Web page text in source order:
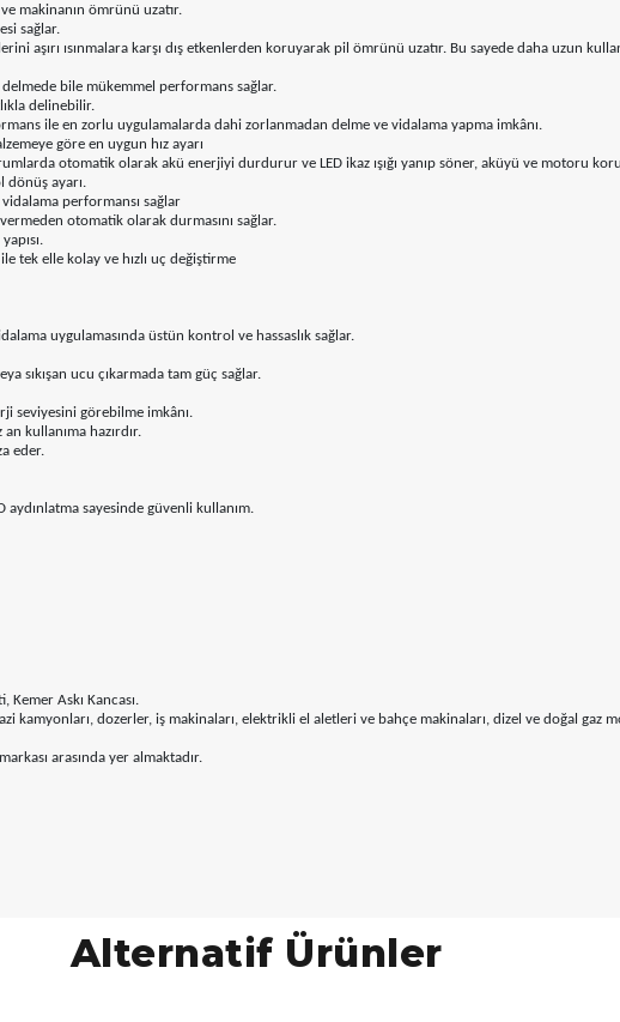
makinanın ömrünü uzatır.
sağlar.
aşırı ısınmalara karşı dış etkenlerden koruyarak pil ömrünü uzatır. Bu sayede daha uzun
bile mükemmel performans sağlar.
delinebilir.
ile en zorlu uygulamalarda dahi zorlanmadan delme ve vidalama yapma imkânı.
göre en uygun hız ayarı
otomatik olarak akü enerjiyi durdurur ve LED ikaz ışığı yanıp söner, aküyü ve motoru
dönüş ayarı.
performansı sağlar
otomatik olarak durmasını sağlar.
tek elle kolay ve hızlı uç değiştirme
uygulamasında üstün kontrol ve hassaslık sağlar.
sıkışan ucu çıkarmada tam güç sağlar.
seviyesini görebilme imkânı.
kullanıma hazırdır.
eder.
aydınlatma sayesinde güvenli kullanım.
Kemer Askı Kancası.
kamyonları, dozerler, iş makinaları, elektrikli el aletleri ve bahçe makinaları, dizel ve doğal
arasında yer almaktadır.
Alternatif Ürünler